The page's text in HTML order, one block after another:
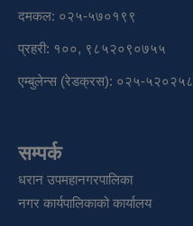
दमकल: ०२५-५७०१९९
प्रहरी: १००, ९८५२०९०७५५
एम्बुलेन्स (रेडक्रस): ०२५-५२०२५८
सम्पर्क
धरान उपमहानगरपालिका
नगर कार्यपालिकाको कार्यालय